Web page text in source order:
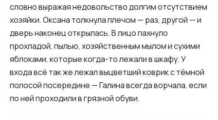
словно выражая недовольство долгим отсутствием
хозяйки. Оксана толкнула плечом — раз, другой — и
дверь наконец открылась. В лицо пахнуло
прохладой, пылью, хозяйственным мылом и сухими
яблоками, которые когда-то лежали в шкафу. У
входа всё так же лежал выцветший коврик с тёмной
полосой посередине — Галина всегда ворчала, если
по ней проходили в грязной обуви.